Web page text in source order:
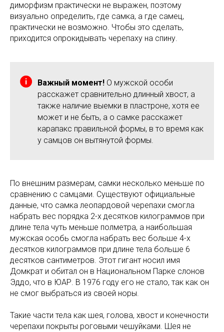
диморфизм практически не выражен, поэтому
визуально определить, где самка, а где самец,
практически не возможно. Чтобы это сделать,
приходится опрокидывать черепаху на спину.
Важный момент! О мужской особи
расскажет сравнительно длинный хвост, а
также наличие выемки в пластроне, хотя ее
может и не быть, а о самке расскажет
карапакс правильной формы, в то время как
у самцов он вытянутой формы.
По внешним размерам, самки несколько меньше по
сравнению с самцами. Существуют официальные
данные, что самка леопардовой черепахи смогла
набрать вес порядка 2-х десятков килограммов при
длине тела чуть меньше полметра, а наибольшая
мужская особь смогла набрать вес больше 4-х
десятков килограммов при длине тела больше 6
десятков сантиметров. Этот гигант носил имя
Домкрат и обитал он в Национальном Парке слонов
Эддо, что в ЮАР. В 1976 году его не стало, так как он
не смог выбраться из своей норы.
Такие части тела как шея, голова, хвост и конечности
черепахи покрыты роговыми чешуйками. Шея не